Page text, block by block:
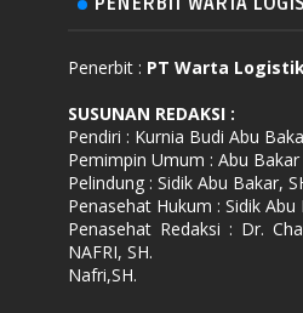
Penerbit : PT Warta
SUSUNAN REDAKSI :
Pendiri : Kurnia Budi Abu
Pemimpin Umum : Abu Bakar
Pelindung : Sidik Abu Bakar,
Penasehat Hukum : Sidik Abu
Penasehat Redaksi : Dr.
NAFRI, SH.
Nafri,SH.